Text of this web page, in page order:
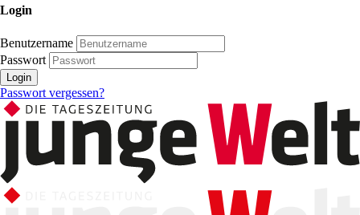
Login
Benutzername
Passwort
Login
Passwort vergessen?